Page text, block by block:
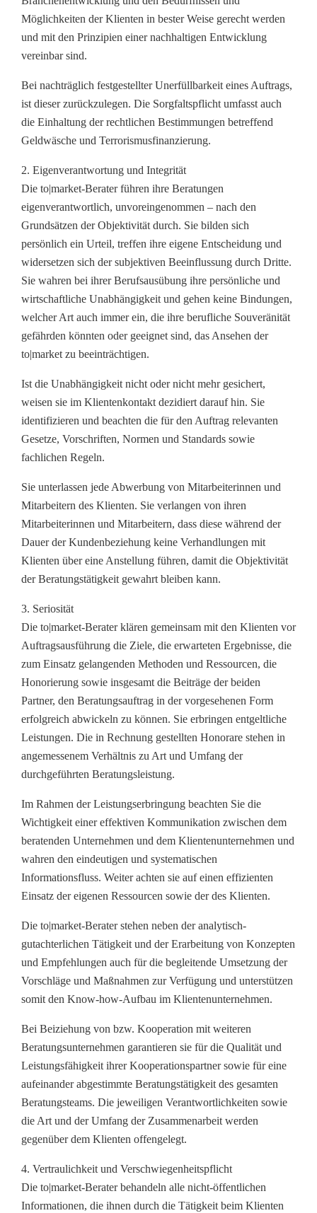
Möglichkeiten der Klienten in bester Weise gerecht werden
und mit den Prinzipien einer nachhaltigen Entwicklung
vereinbar sind.
Bei nachträglich festgestellter Unerfüllbarkeit eines Auftrags,
ist dieser zurückzulegen. Die Sorgfaltspflicht umfasst auch
die Einhaltung der rechtlichen Bestimmungen betreffend
Geldwäsche und Terrorismusfinanzierung.
2. Eigenverantwortung und Integrität
Die to|market-Berater führen ihre Beratungen
eigenverantwortlich, unvoreingenommen – nach den
Grundsätzen der Objektivität durch. Sie bilden sich
persönlich ein Urteil, treffen ihre eigene Entscheidung und
widersetzen sich der subjektiven Beeinflussung durch Dritte.
Sie wahren bei ihrer Berufsausübung ihre persönliche und
wirtschaftliche Unabhängigkeit und gehen keine Bindungen,
welcher Art auch immer ein, die ihre berufliche Souveränität
gefährden könnten oder geeignet sind, das Ansehen der
to|market zu beeinträchtigen.
Ist die Unabhängigkeit nicht oder nicht mehr gesichert,
weisen sie im Klientenkontakt dezidiert darauf hin. Sie
identifizieren und beachten die für den Auftrag relevanten
Gesetze, Vorschriften, Normen und Standards sowie
fachlichen Regeln.
Sie unterlassen jede Abwerbung von Mitarbeiterinnen und
Mitarbeitern des Klienten. Sie verlangen von ihren
Mitarbeiterinnen und Mitarbeitern, dass diese während der
Dauer der Kundenbeziehung keine Verhandlungen mit
Klienten über eine Anstellung führen, damit die Objektivität
der Beratungstätigkeit gewahrt bleiben kann.
3. Seriosität
Die to|market-Berater klären gemeinsam mit den Klienten vor
Auftragsausführung die Ziele, die erwarteten Ergebnisse, die
zum Einsatz gelangenden Methoden und Ressourcen, die
Honorierung sowie insgesamt die Beiträge der beiden
Partner, den Beratungsauftrag in der vorgesehenen Form
erfolgreich abwickeln zu können. Sie erbringen entgeltliche
Leistungen. Die in Rechnung gestellten Honorare stehen in
angemessenem Verhältnis zu Art und Umfang der
durchgeführten Beratungsleistung.
Im Rahmen der Leistungserbringung beachten Sie die
Wichtigkeit einer effektiven Kommunikation zwischen dem
beratenden Unternehmen und dem Klientenunternehmen und
wahren den eindeutigen und systematischen
Informationsfluss. Weiter achten sie auf einen effizienten
Einsatz der eigenen Ressourcen sowie der des Klienten.
Die to|market-Berater stehen neben der analytisch-
gutachterlichen Tätigkeit und der Erarbeitung von Konzepten
und Empfehlungen auch für die begleitende Umsetzung der
Vorschläge und Maßnahmen zur Verfügung und unterstützen
somit den Know-how-Aufbau im Klientenunternehmen.
Bei Beiziehung von bzw. Kooperation mit weiteren
Beratungsunternehmen garantieren sie für die Qualität und
Leistungsfähigkeit ihrer Kooperationspartner sowie für eine
aufeinander abgestimmte Beratungstätigkeit des gesamten
Beratungsteams. Die jeweiligen Verantwortlichkeiten sowie
die Art und der Umfang der Zusammenarbeit werden
gegenüber dem Klienten offengelegt.
4. Vertraulichkeit und Verschwiegenheitspflicht
Die to|market-Berater behandeln alle nicht-öffentlichen
Informationen, die ihnen durch die Tätigkeit beim Klienten